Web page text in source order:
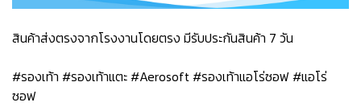
สินค้าส่งตรงจากโรงงานโดยตรง มีรับประกันสินค้า 7 วัน
#รองเท้า #รองเท้าแตะ #Aerosoft #รองเท้าแอโร่ซอฟ #แอโร่
ซอฟ